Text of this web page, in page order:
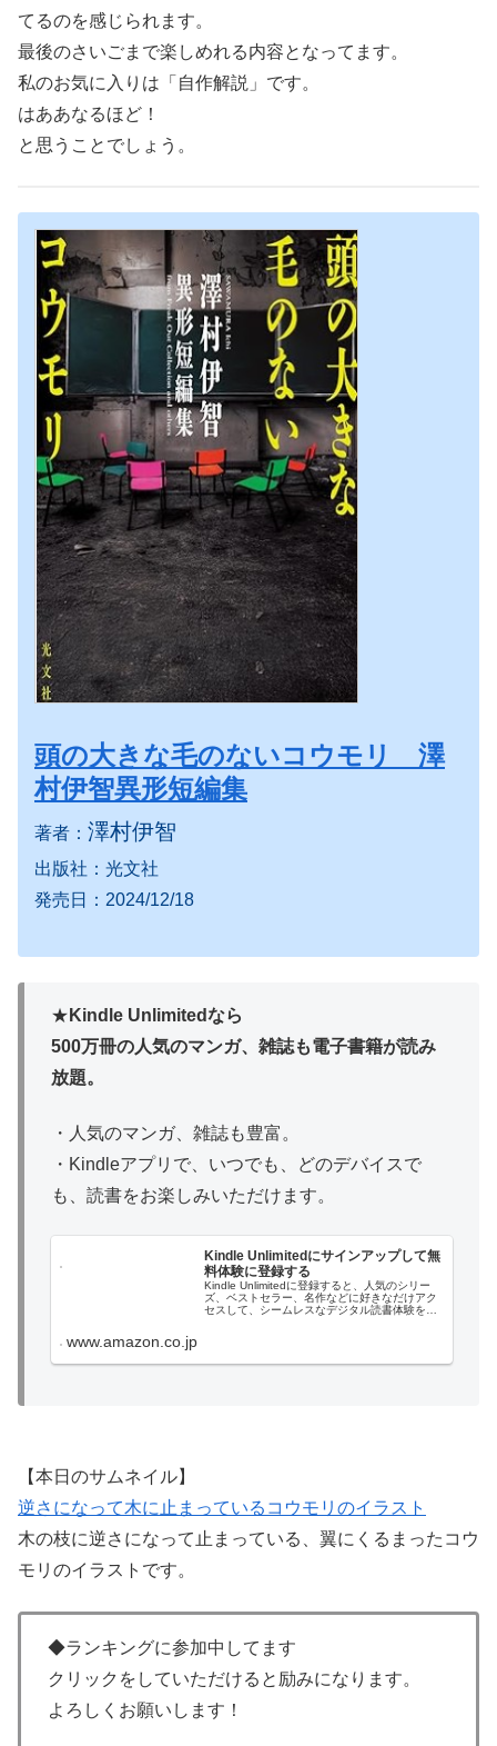
てるのを感じられます。
最後のさいごまで楽しめれる内容となってます。
私のお気に入りは「自作解説」です。
はああなるほど！
と思うことでしょう。
頭の大きな毛のないコウモリ 澤
村伊智異形短編集
著者： 澤村伊智
出版社：光文社
発売日：2024/12/18
★ Kindle Unlimitedなら
500万冊の人気のマンガ、雑誌も電子書籍が読み
放題。
・人気のマンガ、雑誌も豊富。
・Kindleアプリで、いつでも、どのデバイスで
も、読書をお楽しみいただけます。
Kindle Unlimitedにサインアップして無
料体験に登録する
Kindle Unlimitedに登録すると、人気のシリー
ズ、ベストセラー、名作などに好きなだけアク
セスして、シームレスなデジタル読書体験を実
www.amazon.co.jp
【本日のサムネイル】
逆さになって木に止まっているコウモリのイラスト
木の枝に逆さになって止まっている、翼にくるまったコウ
モリのイラストです。
◆ランキングに参加中してます
クリックをしていただけると励みになります。
よろしくお願いします！